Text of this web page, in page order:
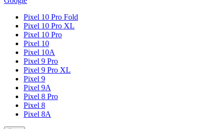
Pixel 10 Pro Fold
Pixel 10 Pro XL
Pixel 10 Pro
Pixel 10
Pixel 10A
Pixel 9 Pro
Pixel 9 Pro XL
Pixel 9
Pixel 9A
Pixel 8 Pro
Pixel 8
Pixel 8A